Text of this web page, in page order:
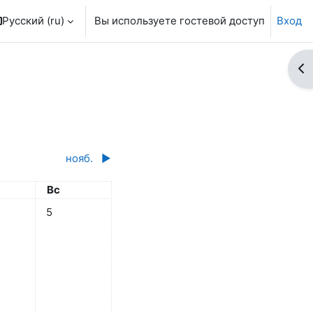
Русский ‎(ru)‎ Вы используете гостевой доступ Вход
нояб. ▶︎
Воскресенье
Вс
октябрясуббота 4 октября
Нет событий, воскресенье 5 октября
5